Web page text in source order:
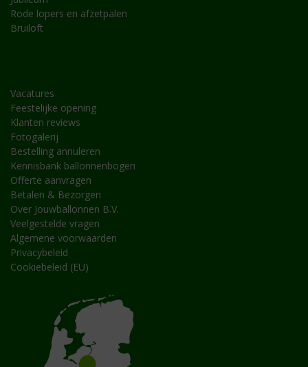
Rode lopers en afzetpalen
Bruiloft
Vacatures
Feestelijke opening
Klanten reviews
Fotogalerij
Bestelling annuleren
Kennisbank ballonnenbogen
Offerte aanvragen
Betalen & Bezorgen
Over Jouwballonnen B.V.
Veelgestelde vragen
Algemene voorwaarden
Privacybeleid
Cookiebeleid (EU)